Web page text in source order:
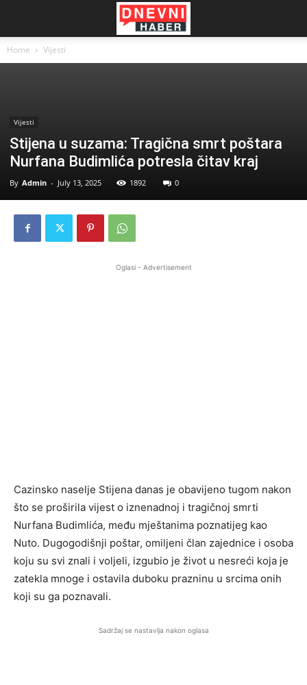
Home Vijesti
Vijesti
Stijena u suzama: Tragična smrt poštara
Nurfana Budimlića potresla čitav kraj
By Admin - July 13, 2025 1892 0
Oglasi - Advertisement
Cazinsko naselje Stijena danas je obavijeno tugom nakon
što se proširila vijest o iznenadnoj i tragičnoj smrti
Nurfana Budimlića, među mještanima poznatijeg kao
Nuto. Dugogodišnji poštar, omiljeni član zajednice i osoba
koju su svi znali i voljeli, izgubio je život u nesreći koja je
zatekla mnoge i ostavila duboku prazninu u srcima onih
koji su ga poznavali.
Sadržaj se nastavlja nakon oglasa